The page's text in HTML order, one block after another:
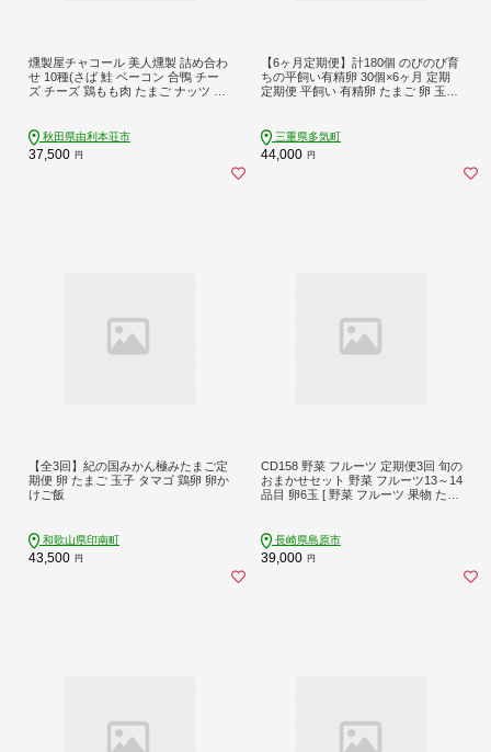
燻製屋チャコール 美人燻製 詰め合わ
せ 10種(さば 鮭 ベーコン 合鴨 チー
ズ チーズ 鶏もも肉 たまご ナッツ ふ
チャコール 秋田県 由利本荘市]
秋田県由利本荘市
37,500 円
【6ヶ月定期便】計180個 のびのび育
ちの平飼い有精卵 30個×6ヶ月 定期
定期便 平飼い 有精卵 たまご 卵 玉子
町 JK-05
三重県多気町
44,000 円
【全3回】紀の国みかん極みたまご定
期便 卵 たまご 玉子 タマゴ 鶏卵 卵か
けご飯
和歌山県印南町
43,500 円
CD158 野菜 フルーツ 定期便3回 旬の
おまかせセット 野菜 フルーツ13～14
品目 卵6玉 [ 野菜 フルーツ 果物 たま
島原市 ふるさと納税 ]
長崎県島原市
39,000 円